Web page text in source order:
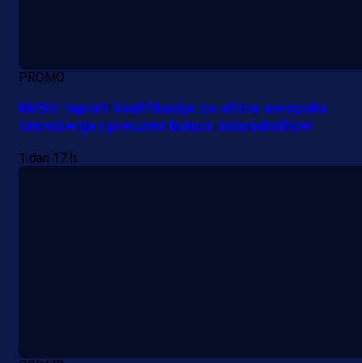
PROMO
MrBit: Isprati kvalifikacije za elitna evropska
takmičenja i preuzmi bonus dobrodošlice!
1 dan 17 h